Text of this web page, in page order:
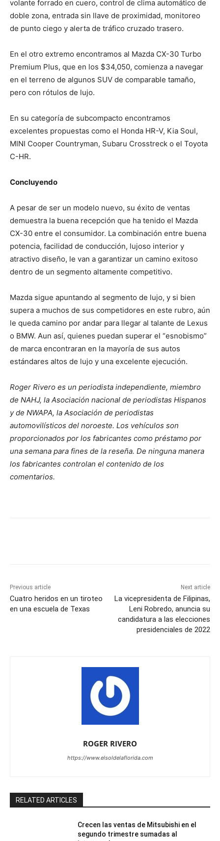
volante forrado en cuero, control de clima automático de
doble zona, entrada sin llave de proximidad, monitoreo
de punto ciego y alerta de tráfico cruzado trasero.
En el otro extremo encontramos al Mazda CX-30 Turbo
Premium Plus, que en los $34,050, comienza a navegar
en el terreno de algunos SUV de comparable tamaño,
pero con rótulos de lujo.
En su categoría de subcompacto encontramos
excelentes propuestas como el Honda HR-V, Kia Soul,
MINI Cooper Countryman, Subaru Crosstreck o el Toyota
C-HR.
Concluyendo
A pesar de ser un modelo nuevo, su éxito de ventas
demuestra la buena recepción que ha tenido el Mazda
CX-30 entre el consumidor. La combinación entre buena
potencia, facilidad de conducción, lujoso interior y
atractivo diseño, le van a garantizar un camino exitoso
dentro de un segmento altamente competitivo.
Mazda sigue apuntando al segmento de lujo, y si bien
supera a muchos de sus competidores en este rubro, aún
le queda camino por andar para llegar al talante de Lexus
o BMW. Aun así, quienes puedan superar el “esnobismo”
de marca encontraran en la mayoría de sus autos
estándares altos de lujo y una excelente ejecución.
Roger Rivero es un periodista independiente, miembro
de NAHJ, la Asociación nacional de periodistas Hispanos
y de NWAPA, la Asociación de periodistas
automovilísticos del noroeste. Los vehículos son
proporcionados por los fabricantes como préstamo por
una semana para fines de la reseña. De ninguna manera
los fabricantes controlan el contenido de los
comentarios.
Previous article
Cuatro heridos en un tiroteo
en una escuela de Texas
Next article
La vicepresidenta de Filipinas,
Leni Robredo, anuncia su
candidatura a las elecciones
presidenciales de 2022
ROGER RIVERO
https://www.elsoldelaflorida.com
RELATED ARTICLES
Crecen las ventas de Mitsubishi en el
segundo trimestre sumadas al